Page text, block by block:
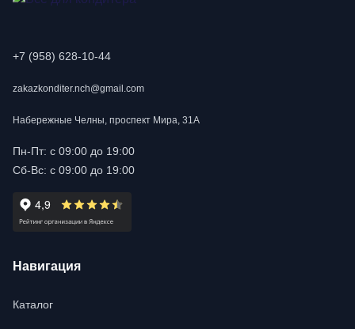
+7 (958) 628-10-44
zakazkonditer.nch@gmail.com
Набережные Челны, проспект Мира, 31А
Пн-Пт: с 09:00 до 19:00
Сб-Вс: с 09:00 до 19:00
Навигация
Каталог